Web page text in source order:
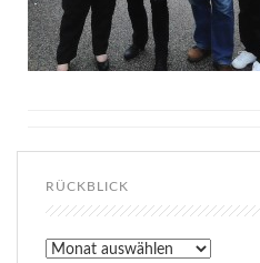
RÜCKBLICK
Rückblick